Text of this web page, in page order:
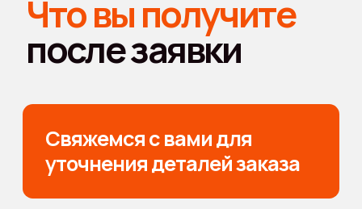
по индивидуальным размерам: 500×500 мм, 800×800 мм,
1000×1000 мм и под ваши задачи.
Конкурентный анализ показывает: большинство
компаний ограничиваются стандартной «печатью
гибких тиражах, чтобы вы решали свои задачи —
а не подстраивались под чужой прайс-лист. Честно?
Наши отзывы — главный тест системы.
Однако иногда заказчику важно не просто наклеить
рекламный макет, а встроить его в фирменный стиль,
запустить цепочку узнавания бренда. Поэтому
предоставляем возможности брендирования с учетом
бизнес-целей: